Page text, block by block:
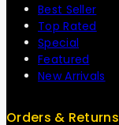
Best Seller
Top Rated
Special
Featured
New Arrivals
Orders & Returns